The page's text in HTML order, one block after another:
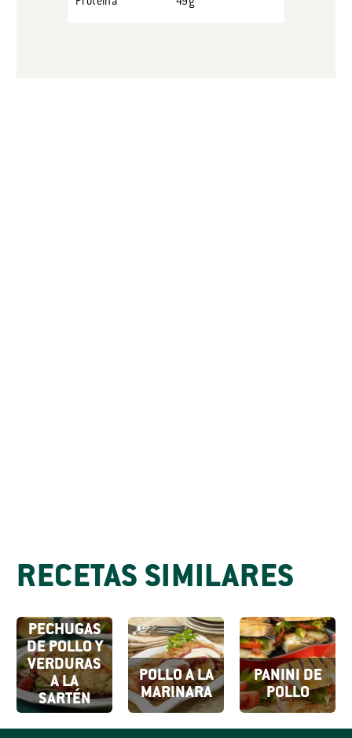
RECETAS SIMILARES
PECHUGAS
DE POLLO Y
VERDURAS
A LA
SARTÉN
POLLO A LA
MARINARA
PANINI DE
POLLO